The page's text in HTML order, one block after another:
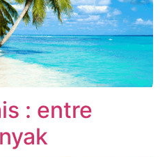
: entre